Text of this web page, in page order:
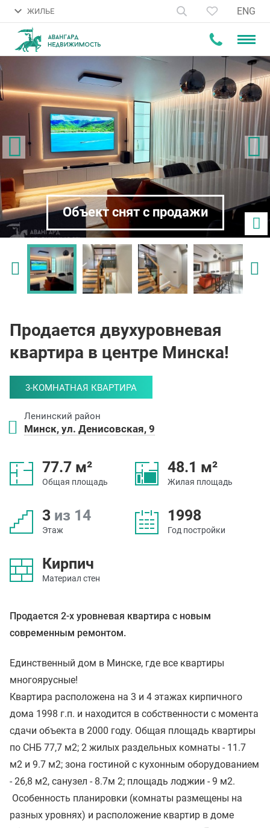
ЖИЛЬЕ ENG
Объект снят с продажи
Продается двухуровневая
квартира в центре Минска!
3-КОМНАТНАЯ КВАРТИРА
Ленинский район
Минск, ул. Денисовская, 9
77.7 м²
Общая площадь
48.1 м²
Жилая площадь
3 из 14
Этаж
1998
Год постройки
Кирпич
Материал стен
Продается 2-х уровневая квартира с новым
современным ремонтом.
Единственный дом в Минске, где все квартиры
многоярусные!
Квартира расположена на 3 и 4 этажах кирпичного
дома 1998 г.п. и находится в собственности c момента
сдачи объекта в 2000 году. Общая площадь квартиры
по СНБ 77,7 м2; 2 жилых раздельных комнаты - 11.7
м2 и 9.7 м2; зона гостиной с кухонным оборудованием
- 26,8 м2, санузел - 8.7м 2; площадь лоджии - 9 м2.
Особенность планировки (комнаты размещены на
разных уровнях) и расположение квартир в доме